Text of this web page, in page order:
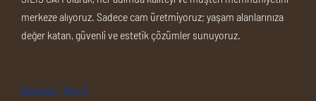
merkeze alıyoruz. Sadece cam üretmiyoruz; yaşam alanlarınıza
değer katan, güvenli ve estetik çözümler sunuyoruz.
Neden Biz?